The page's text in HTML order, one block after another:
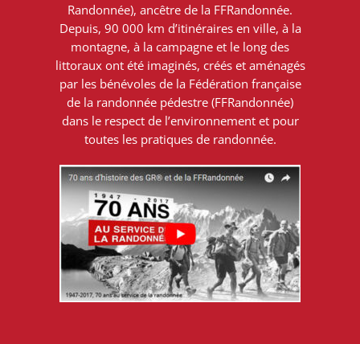
Randonnée), ancêtre de la FFRandonnée.
Depuis, 90 000 km d’itinéraires en ville, à la
montagne, à la campagne et le long des
littoraux ont été imaginés, créés et aménagés
par les bénévoles de la Fédération française
de la randonnée pédestre (FFRandonnée)
dans le respect de l’environnement et pour
toutes les pratiques de randonnée.